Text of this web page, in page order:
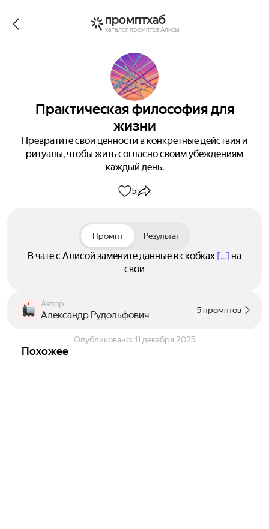
промптхаб
каталог промптов Алисы
Практическая философия для
жизни
Превратите свои ценности в конкретные действия и
ритуалы, чтобы жить согласно своим убеждениям
каждый день.
5
Промпт Результат
В чате с Алисой замените данные в скобках [...] на
свои
Автор
Александр Рудольфович 5 промптов
Опубликовано: 11 декабря 2025
Похожее